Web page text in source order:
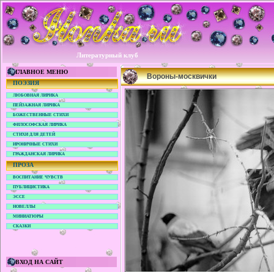
Литературный клуб
ГЛАВНОЕ МЕНЮ
ПОЭЗИЯ
ЛЮБОВНАЯ ЛИРИКА
ПЕЙЗАЖНАЯ ЛИРИКА
БОЖЕСТВЕННЫЕ СТИХИ
ФИЛОСОФСКАЯ ЛИРИКА
СТИХИ ДЛЯ ДЕТЕЙ
ИРОНИЧНЫЕ СТИХИ
ГРАЖДАНСКАЯ ЛИРИКА
ПРОЗА
ВОСПИТАНИЕ ЧУВСТВ
ПУБЛИЦИСТИКА
ЭССЕ
НОВЕЛЛЫ
МИНИАТЮРЫ
СКАЗКИ
ВХОД НА САЙТ
Вороны-москвички